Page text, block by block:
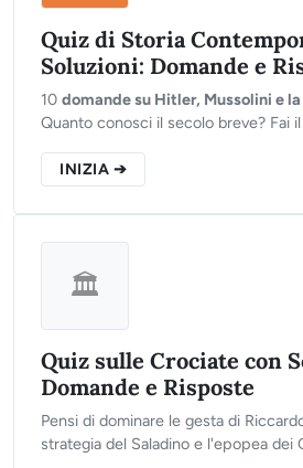
Quiz di Storia
Soluzioni: Domande e
10 domande su Hitler, Mussolini e
Quanto conosci il secolo breve? Fai
INIZIA ➔
🏛️
Quiz sulle Crociate con
Domande e Risposte
Pensi di dominare le gesta di
strategia del Saladino e l'epopea dei